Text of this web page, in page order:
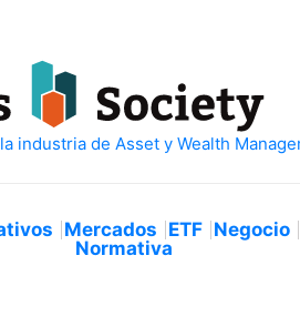
Mercados ETF Negocio
Normativa